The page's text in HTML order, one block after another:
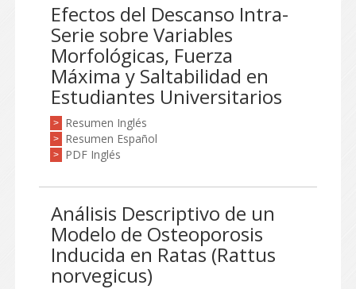
Efectos del Descanso Intra-
Serie sobre Variables
Morfológicas, Fuerza
Máxima y Saltabilidad en
Estudiantes Universitarios
> Resumen Inglés
> Resumen Español
> PDF Inglés
Análisis Descriptivo de un
Modelo de Osteoporosis
Inducida en Ratas (Rattus
norvegicus)